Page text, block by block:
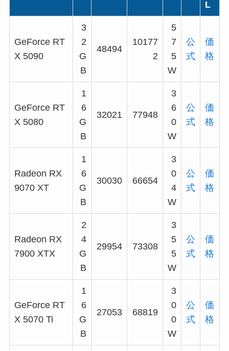
L
GeForce RT
X 5090
3
2
G
B
48494
10177
2
5
7
5
W
公
式
価
格
GeForce RT
X 5080
1
6
G
B
32021 77948
3
6
0
W
公
式
価
格
Radeon RX
9070 XT
1
6
G
B
30030 66654
3
0
4
W
公
式
価
格
Radeon RX
7900 XTX
2
4
G
B
29954 73308
3
5
5
W
公
式
価
格
GeForce RT
X 5070 Ti
1
6
G
B
27053 68819
3
0
0
W
公
式
価
格